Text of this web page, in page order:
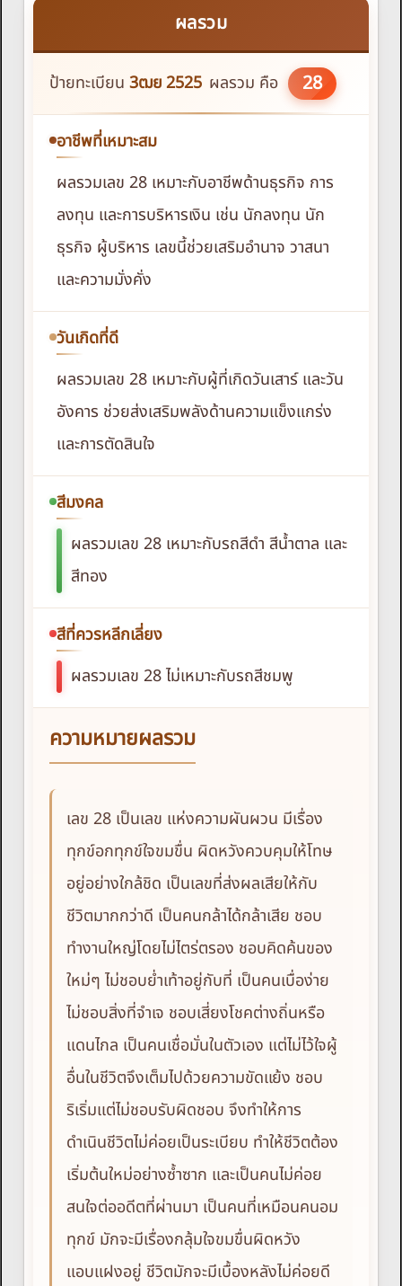
ผลรวม
ป้ายทะเบียน 3ฒย2525 ผลรวม คือ 28
อาชีพที่เหมาะสม
ผลรวมเลข 28 เหมาะกับอาชีพด้านธุรกิจ การ
ลงทุน และการบริหารเงิน เช่น นักลงทุน นัก
ธุรกิจ ผู้บริหาร เลขนี้ช่วยเสริมอำนาจ วาสนา
และความมั่งคั่ง
วันเกิดที่ดี
ผลรวมเลข 28 เหมาะกับผู้ที่เกิดวันเสาร์ และวัน
อังคาร ช่วยส่งเสริมพลังด้านความแข็งแกร่ง
และการตัดสินใจ
สีมงคล
ผลรวมเลข 28 เหมาะกับรถสีดำ สีน้ำตาล และ
สีทอง
สีที่ควรหลีกเลี่ยง
ผลรวมเลข 28 ไม่เหมาะกับรถสีชมพู
ความหมายผลรวม
เลข 28 เป็นเลข แห่งความผันผวน มีเรื่อง
ทุกข์อกทุกข์ใจขมขื่น ผิดหวังควบคุมให้โทษ
อยู่อย่างใกล้ชิด เป็นเลขที่ส่งผลเสียให้กับ
ชีวิตมากกว่าดี เป็นคนกล้าได้กล้าเสีย ชอบ
ทำงานใหญ่โดยไม่ไตร่ตรอง ชอบคิดค้นของ
ใหม่ๆ ไม่ชอบย่ำเท้าอยู่กับที่ เป็นคนเบื่อง่าย
ไม่ชอบสิ่งที่จำเจ ชอบเสี่ยงโชคต่างถิ่นหรือ
แดนไกล เป็นคนเชื่อมั่นในตัวเอง แต่ไม่ไว้ใจผู้
อื่นในชีวิตจึงเต็มไปด้วยความขัดแย้ง ชอบ
ริเริ่มแต่ไม่ชอบรับผิดชอบ จึงทำให้การ
ดำเนินชีวิตไม่ค่อยเป็นระเบียบ ทำให้ชีวิตต้อง
เริ่มต้นใหม่อย่างซ้ำซาก และเป็นคนไม่ค่อย
สนใจต่ออดีตที่ผ่านมา เป็นคนที่เหมือนคนอม
ทุกข์ มักจะมีเรื่องกลุ้มใจขมขื่นผิดหวัง
แอบแฝงอยู่ ชีวิตมักจะมีเบื้องหลังไม่ค่อยดี